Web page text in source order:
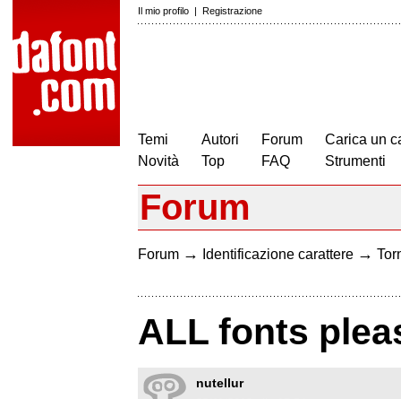
Il mio profilo | Registrazione
Temi
Novità
Autori
Top
Forum
FAQ
Carica un
Strumenti
Forum
Forum → Identificazione carattere →
ALL fonts
nutellur